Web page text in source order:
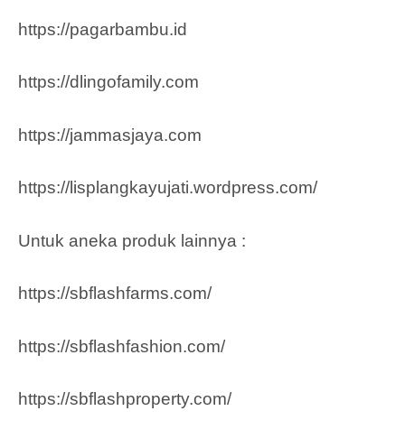
https://pagarbambu.id
https://dlingofamily.com
https://jammasjaya.com
https://lisplangkayujati.wordpress.com/
Untuk aneka produk lainnya :
https://sbflashfarms.com/
https://sbflashfashion.com/
https://sbflashproperty.com/